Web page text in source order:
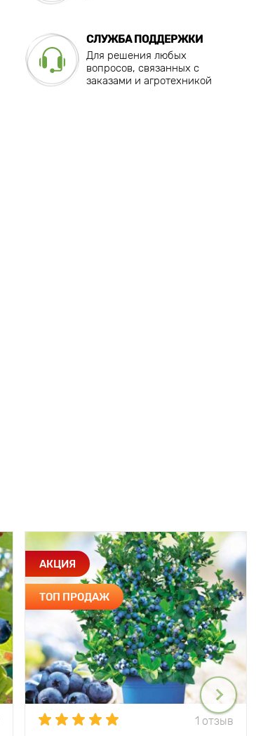
СЛУЖБА ПОДДЕРЖКИ
Для решения любых
вопросов, связанных с
заказами и агротехникой
АКЦИЯ
ТОП ПРОДАЖ
1 отзыв